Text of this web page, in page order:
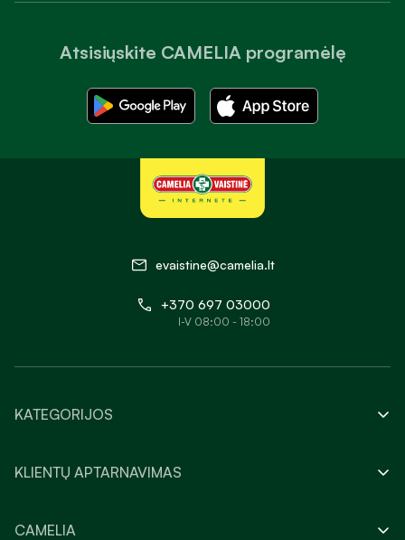
Atsisiųskite CAMELIA programėlę
evaistine@camelia.lt
+370 697 03000
I-V 08:00 - 18:00
KATEGORIJOS
KLIENTŲ APTARNAVIMAS
CAMELIA